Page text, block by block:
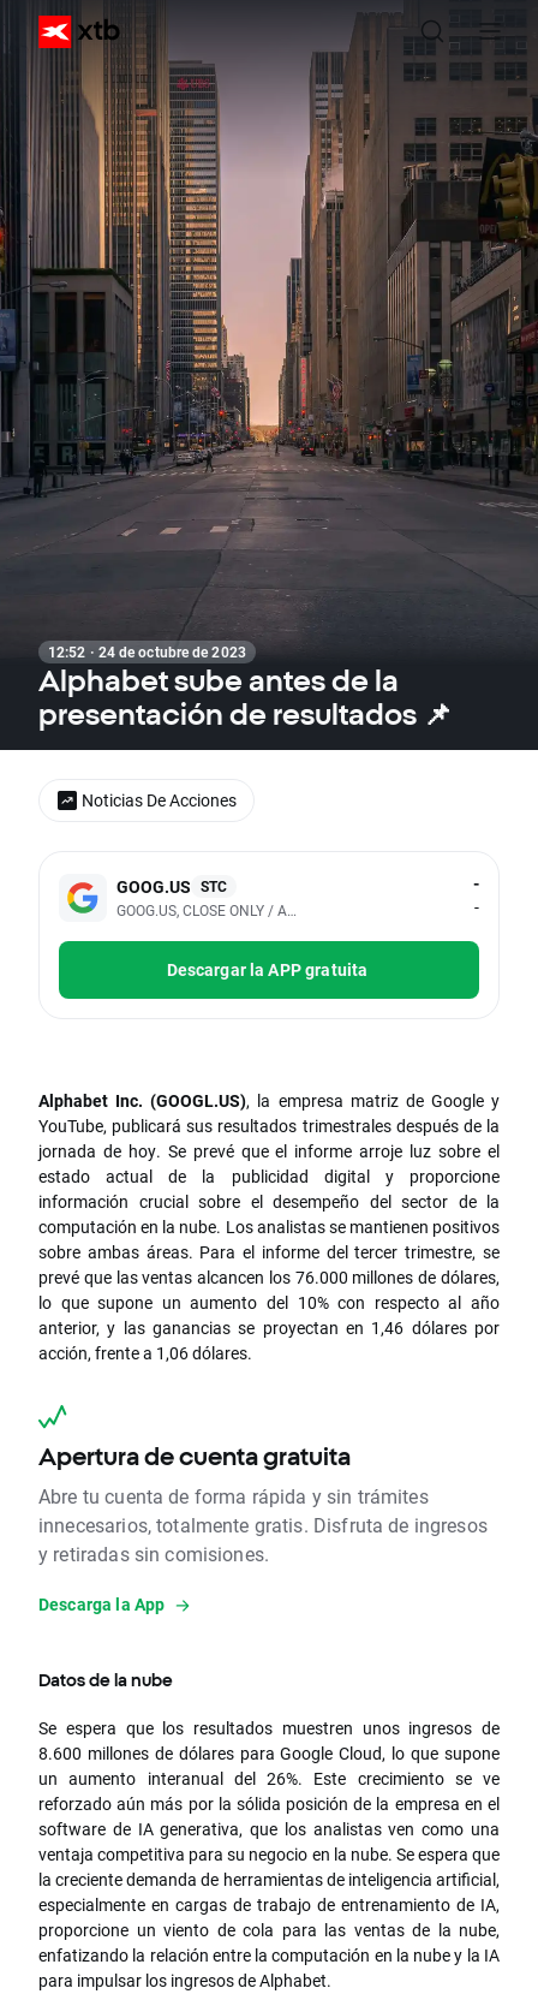
12:52 · 24 de octubre de 2023
Alphabet sube antes de la
presentación de resultados 📌
GOOG.US STC
GOOG.US, CLOSE ONLY / Alphabet Inc Class A (Cboe BZX Real-
-
-
Descargar la APP gratuita
Alphabet Inc. (GOOGL.US), la empresa matriz de Google y
YouTube, publicará sus resultados trimestrales después de la
jornada de hoy. Se prevé que el informe arroje luz sobre el
estado actual de la publicidad digital y proporcione
información crucial sobre el desempeño del sector de la
computación en la nube. Los analistas se mantienen positivos
sobre ambas áreas. Para el informe del tercer trimestre, se
prevé que las ventas alcancen los 76.000 millones de dólares,
lo que supone un aumento del 10% con respecto al año
anterior, y las ganancias se proyectan en 1,46 dólares por
acción, frente a 1,06 dólares.
Apertura de cuenta gratuita
Abre tu cuenta de forma rápida y sin trámites
innecesarios, totalmente gratis. Disfruta de ingresos
y retiradas sin comisiones.
Descarga la App
Datos de la nube
Se espera que los resultados muestren unos ingresos de
8.600 millones de dólares para Google Cloud, lo que supone
un aumento interanual del 26%. Este crecimiento se ve
reforzado aún más por la sólida posición de la empresa en el
software de IA generativa, que los analistas ven como una
ventaja competitiva para su negocio en la nube. Se espera que
la creciente demanda de herramientas de inteligencia artificial,
especialmente en cargas de trabajo de entrenamiento de IA,
proporcione un viento de cola para las ventas de la nube,
enfatizando la relación entre la computación en la nube y la IA
para impulsar los ingresos de Alphabet.
Noticias De Acciones